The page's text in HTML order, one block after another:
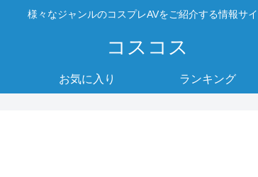
様々なジャンルのコスプレAVをご紹介する情報サイ
コスコス
お気に入り ランキング